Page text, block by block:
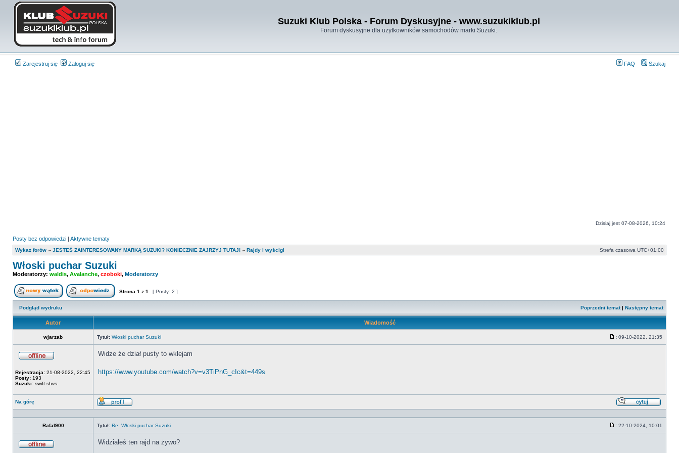
Suzuki Klub Polska - Forum Dyskusyjne - www.suzukiklub.pl
Forum dyskusyjne dla użytkowników samochodów marki Suzuki.
Zarejestruj się Zaloguj się FAQ Szukaj
Dzisiaj jest 07-08-2026, 10:24
Posty bez odpowiedzi | Aktywne tematy
Wykaz forów » JESTEŚ ZAINTERESOWANY MARKĄ SUZUKI? KONIECZNIE ZAJRZYJ TUTAJ! » Rajdy i wyścigi Strefa czasowa UTC+01:00
Włoski puchar Suzuki
Moderatorzy: waldis, Avalanche, czoboki, Moderatorzy
Nowy temat Odpowiedz w temacie
Strona 1 z 1 [ Posty: 2 ]
Podgląd wydruku Poprzedni temat| Następny temat
Autor Wiadomość
wjarzab Tytuł: Włoski puchar Suzuki
: 09-10-2022, 21:35
Rejestracja: 21-08-2022, 22:45
Posty: 193
Suzuki: swift shvs
Widze że dział pusty to wklejam
https://www.youtube.com/watch?v=v3TiPnG_cIc&t=449s
Na górę
Wyświetl
Rafal900
Tytuł: Re: Włoski puchar Suzuki
: 22-10-2024, 10:01
Widziałeś ten rajd na żywo?